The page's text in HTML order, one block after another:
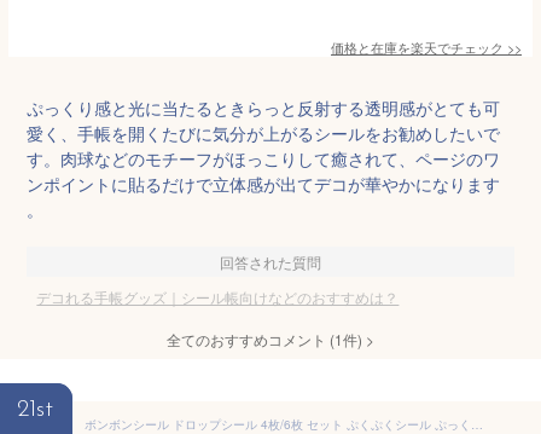
価格と在庫を楽天でチェック >>
ぷっくり感と光に当たるときらっと反射する透明感がとても可
愛く、手帳を開くたびに気分が上がるシールをお勧めしたいで
す。肉球などのモチーフがほっこりして癒されて、ページのワ
ンポイントに貼るだけで立体感が出てデコが華やかになります
。
回答された質問
デコれる手帳グッズ｜シール帳向けなどのおすすめは？
全てのおすすめコメント (1件) >
21st
ボンボンシール ドロップシール 4枚/6枚 セット ぷくぷくシール ぷっくりシール つやつや キラキラ 3D立体シール 3dシール 平成レトロ かわいい ご褒美シール 女の子 平成女子 男の子 シール帳 ぷにぷに シール 交換 動物 送料無料